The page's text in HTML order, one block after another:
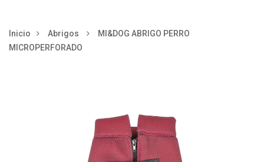
Inicio Abrigos
MI&DOG ABRIGO PERRO
MICROPERFORADO